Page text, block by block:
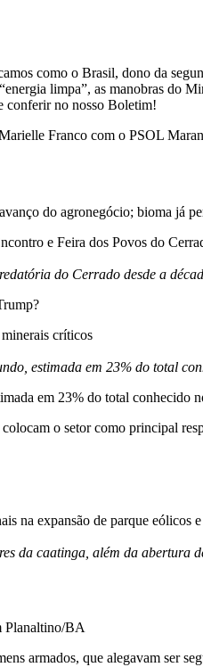
como o Brasil, dono da
limpa”, as manobras do
conferir no nosso Boletim!
Franco com o PSOL
do agronegócio; bioma já
e Feira dos Povos do
do Cerrado desde a
críticos
estimada em 23% do total
em 23% do total conhecido
o setor como principal
na expansão de parque eólicos e
da caatinga, além da abertura
Planaltino/BA
armados, que alegavam ser